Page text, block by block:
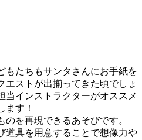
もたちもサンタさんにお手紙を
エストが出揃ってきた頃でしょ
当インストラクターがオススメ
ます！
を再現できるあそびです。
道具を用意することで想像力や